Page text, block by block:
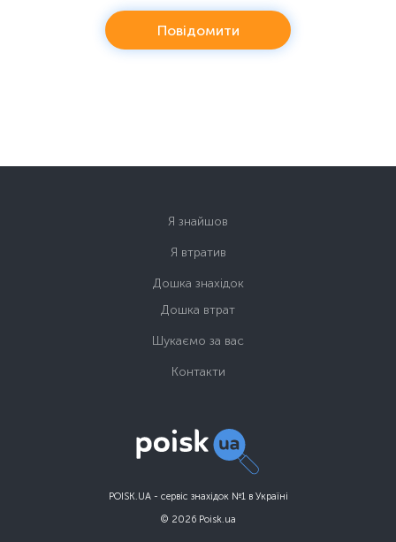
Повідомити
POISK.UA - сервіс знахідок №1 в Україні
© 2026 Poisk.ua
Я знайшов
Я втратив
Дошка знахідок
Дошка втрат
Шукаємо за вас
Контакти